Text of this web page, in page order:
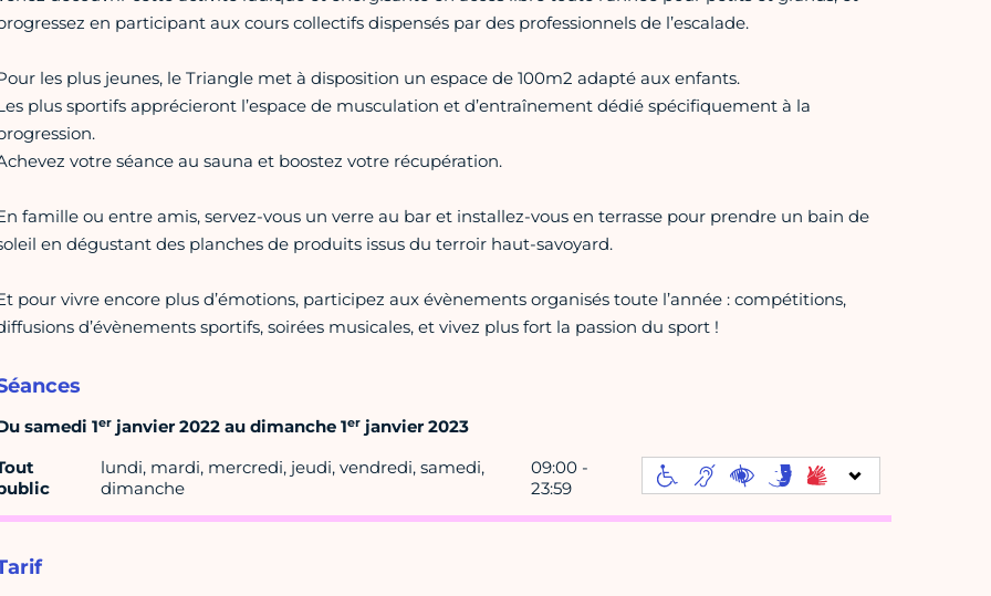
en participant aux cours collectifs dispensés par des professionnels de l’escalade.
les plus jeunes, le Triangle met à disposition un espace de 100m2 adapté aux enfants.
plus sportifs apprécieront l’espace de musculation et d’entraînement dédié spécifiquement à la
votre séance au sauna et boostez votre récupération.
famille ou entre amis, servez-vous un verre au bar et installez-vous en terrasse pour prendre un bain de
en dégustant des planches de produits issus du terroir haut-savoyard.
pour vivre encore plus d’émotions, participez aux évènements organisés toute l’année : compétitions,
d’évènements sportifs, soirées musicales, et vivez plus fort la passion du sport !
samedi 1erjanvier 2022 au dimanche 1erjanvier 2023
lundi, mardi, mercredi, jeudi, vendredi, samedi,
dimanche
09:00 -
23:59